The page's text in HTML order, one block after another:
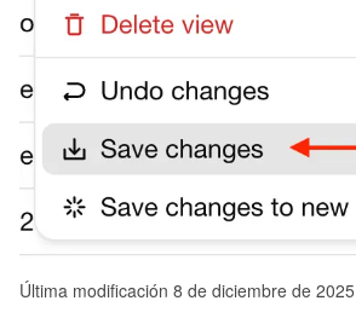
Última modificación 8 de diciembre de 2025